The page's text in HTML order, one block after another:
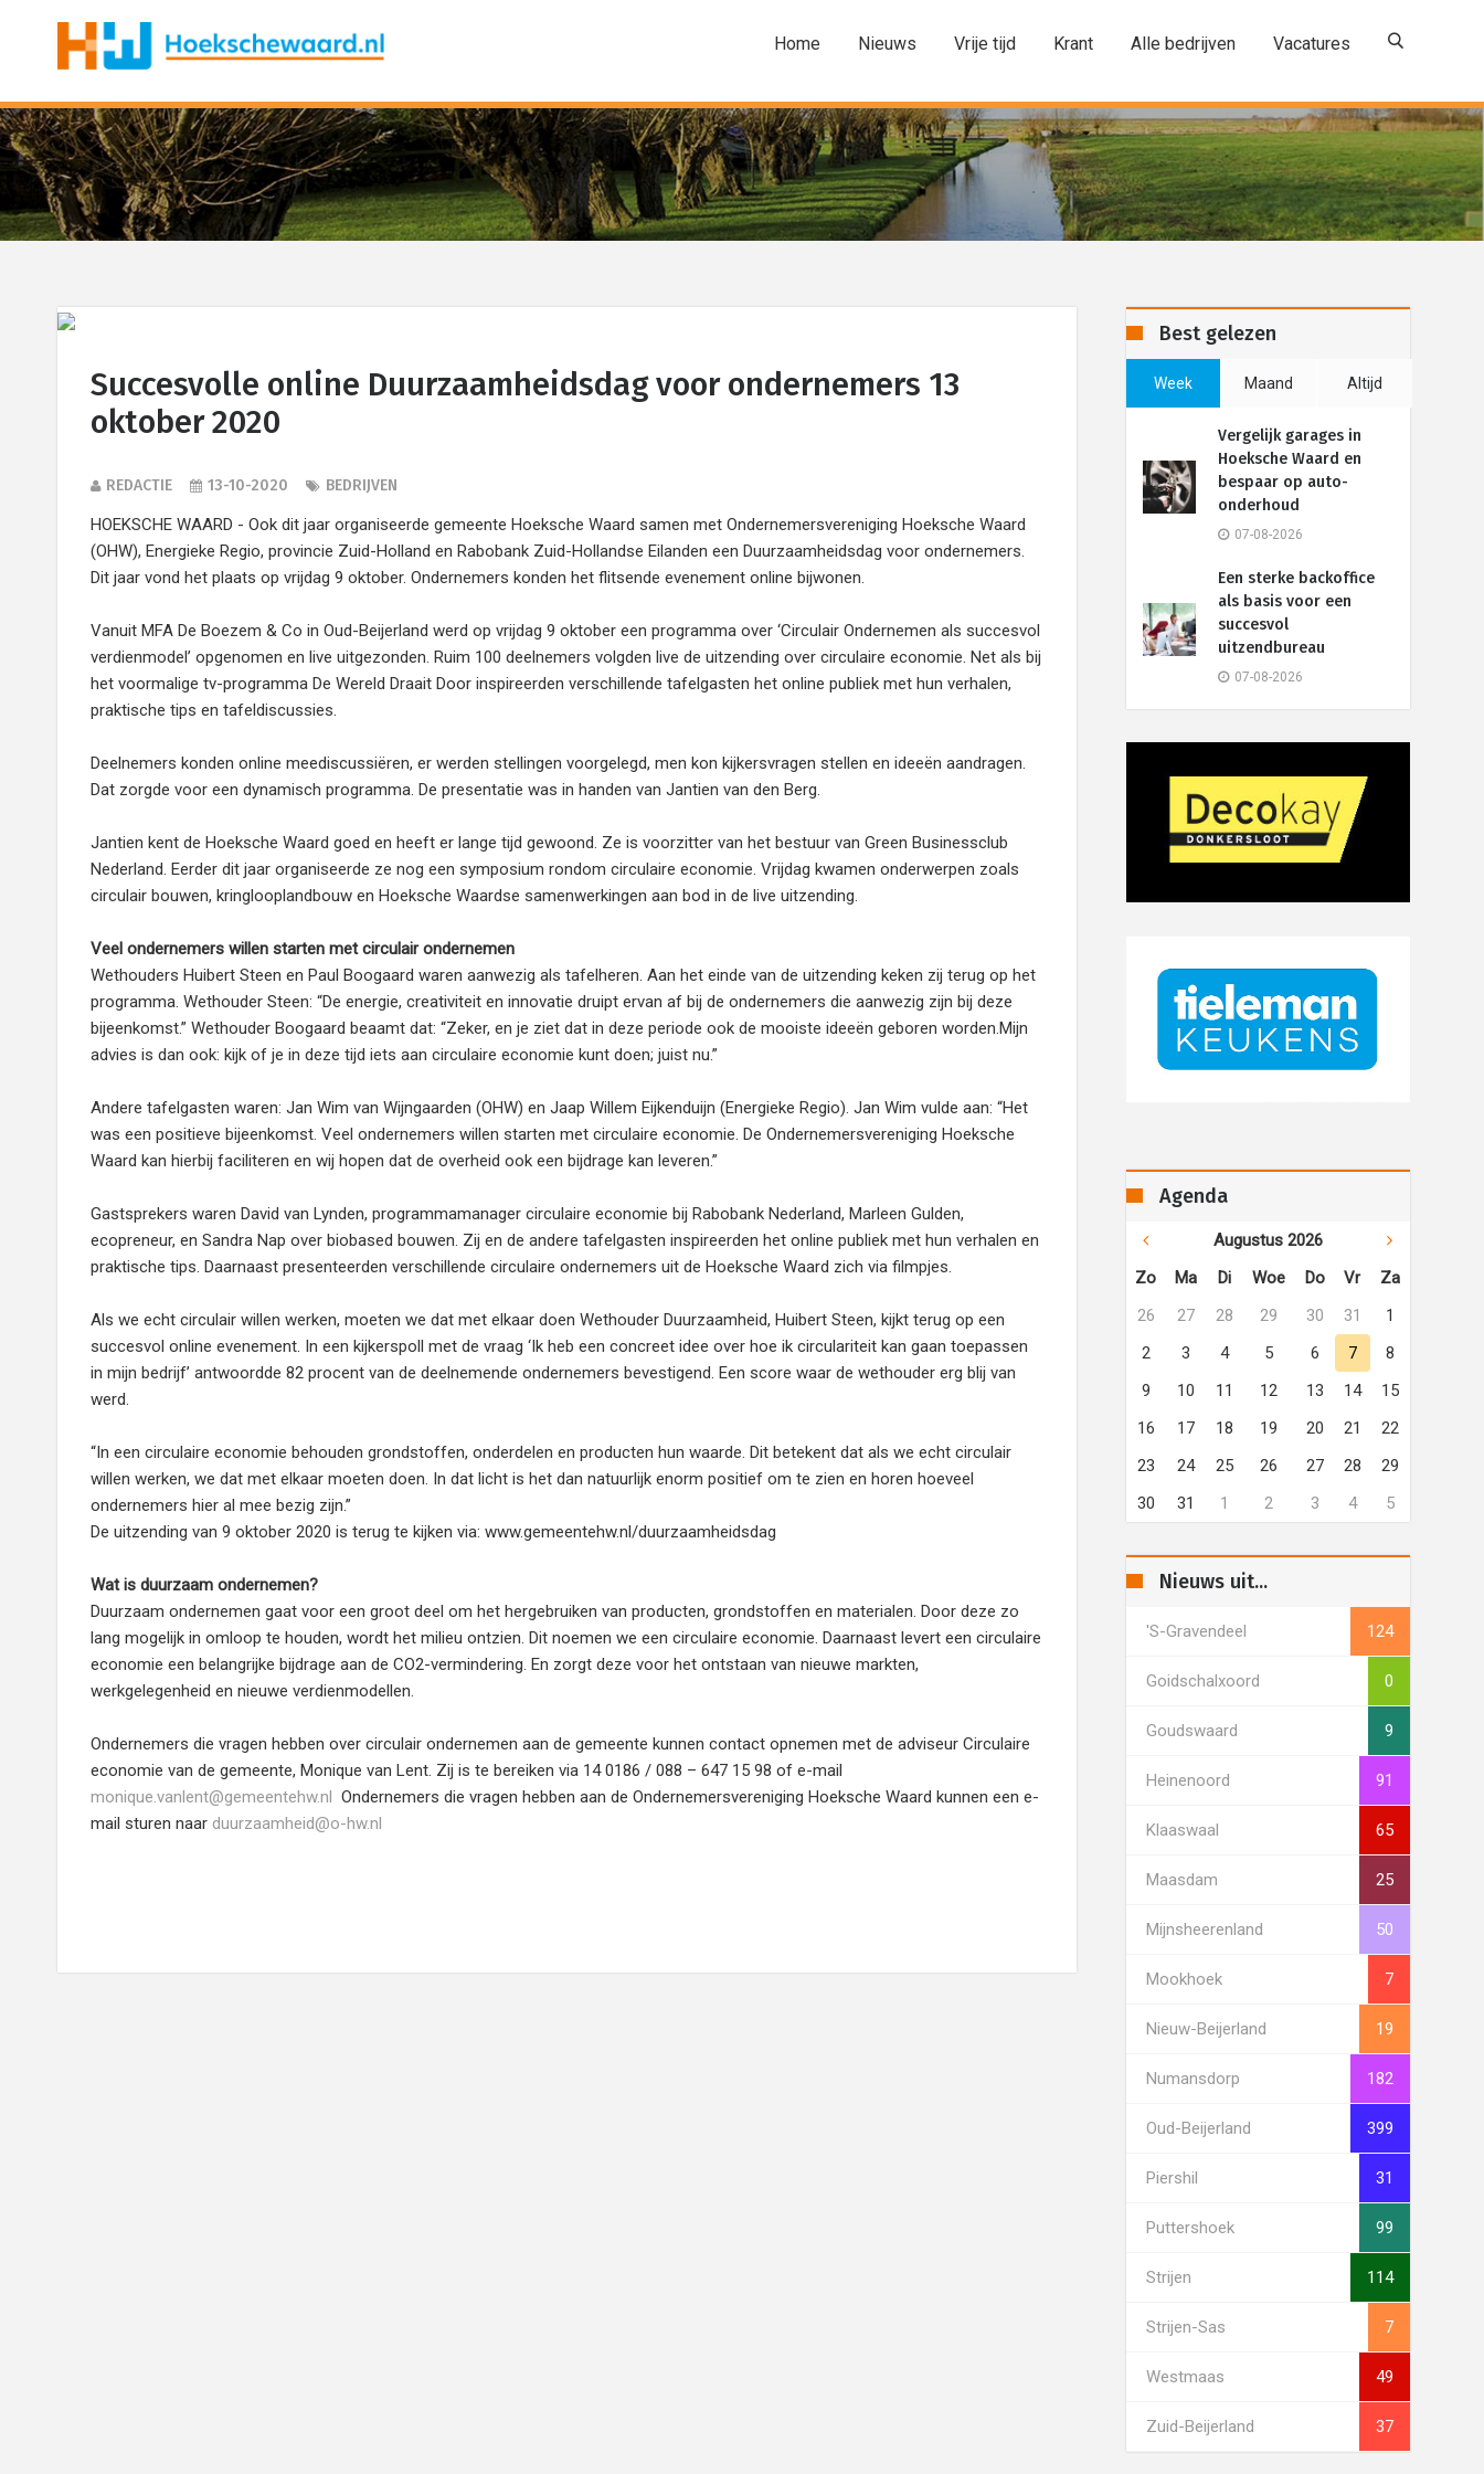
Home Nieuws Vrije tijd Krant Alle bedrijven Vacatures
Succesvolle online Duurzaamheidsdag voor ondernemers 13
oktober 2020
REDACTIE 13-10-2020 BEDRIJVEN
HOEKSCHE WAARD - Ook dit jaar organiseerde gemeente Hoeksche Waard samen met Ondernemersvereniging Hoeksche Waard
(OHW), Energieke Regio, provincie Zuid-Holland en Rabobank Zuid-Hollandse Eilanden een Duurzaamheidsdag voor ondernemers.
Dit jaar vond het plaats op vrijdag 9 oktober. Ondernemers konden het flitsende evenement online bijwonen.
Vanuit MFA De Boezem & Co in Oud-Beijerland werd op vrijdag 9 oktober een programma over ‘Circulair Ondernemen als succesvol
verdienmodel’ opgenomen en live uitgezonden. Ruim 100 deelnemers volgden live de uitzending over circulaire economie. Net als bij
het voormalige tv-programma De Wereld Draait Door inspireerden verschillende tafelgasten het online publiek met hun verhalen,
praktische tips en tafeldiscussies.
Deelnemers konden online meediscussiëren, er werden stellingen voorgelegd, men kon kijkersvragen stellen en ideeën aandragen.
Dat zorgde voor een dynamisch programma. De presentatie was in handen van Jantien van den Berg.
Jantien kent de Hoeksche Waard goed en heeft er lange tijd gewoond. Ze is voorzitter van het bestuur van Green Businessclub
Nederland. Eerder dit jaar organiseerde ze nog een symposium rondom circulaire economie. Vrijdag kwamen onderwerpen zoals
circulair bouwen, kringlooplandbouw en Hoeksche Waardse samenwerkingen aan bod in de live uitzending.
Veel ondernemers willen starten met circulair ondernemen
Wethouders Huibert Steen en Paul Boogaard waren aanwezig als tafelheren. Aan het einde van de uitzending keken zij terug op het
programma. Wethouder Steen: “De energie, creativiteit en innovatie druipt ervan af bij de ondernemers die aanwezig zijn bij deze
bijeenkomst.” Wethouder Boogaard beaamt dat: “Zeker, en je ziet dat in deze periode ook de mooiste ideeën geboren worden.Mijn
advies is dan ook: kijk of je in deze tijd iets aan circulaire economie kunt doen; juist nu.”
Andere tafelgasten waren: Jan Wim van Wijngaarden (OHW) en Jaap Willem Eijkenduijn (Energieke Regio). Jan Wim vulde aan: “Het
was een positieve bijeenkomst. Veel ondernemers willen starten met circulaire economie. De Ondernemersvereniging Hoeksche
Waard kan hierbij faciliteren en wij hopen dat de overheid ook een bijdrage kan leveren.”
Gastsprekers waren David van Lynden, programmamanager circulaire economie bij Rabobank Nederland, Marleen Gulden,
ecopreneur, en Sandra Nap over biobased bouwen. Zij en de andere tafelgasten inspireerden het online publiek met hun verhalen en
praktische tips. Daarnaast presenteerden verschillende circulaire ondernemers uit de Hoeksche Waard zich via filmpjes.
Als we echt circulair willen werken, moeten we dat met elkaar doen Wethouder Duurzaamheid, Huibert Steen, kijkt terug op een
succesvol online evenement. In een kijkerspoll met de vraag ‘Ik heb een concreet idee over hoe ik circulariteit kan gaan toepassen
in mijn bedrijf’ antwoordde 82 procent van de deelnemende ondernemers bevestigend. Een score waar de wethouder erg blij van
werd.
“In een circulaire economie behouden grondstoffen, onderdelen en producten hun waarde. Dit betekent dat als we echt circulair
willen werken, we dat met elkaar moeten doen. In dat licht is het dan natuurlijk enorm positief om te zien en horen hoeveel
ondernemers hier al mee bezig zijn.”
De uitzending van 9 oktober 2020 is terug te kijken via: www.gemeentehw.nl/duurzaamheidsdag
Wat is duurzaam ondernemen?
Duurzaam ondernemen gaat voor een groot deel om het hergebruiken van producten, grondstoffen en materialen. Door deze zo
lang mogelijk in omloop te houden, wordt het milieu ontzien. Dit noemen we een circulaire economie. Daarnaast levert een circulaire
economie een belangrijke bijdrage aan de CO2-vermindering. En zorgt deze voor het ontstaan van nieuwe markten,
werkgelegenheid en nieuwe verdienmodellen.
Ondernemers die vragen hebben over circulair ondernemen aan de gemeente kunnen contact opnemen met de adviseur Circulaire
economie van de gemeente, Monique van Lent. Zij is te bereiken via 14 0186 / 088 – 647 15 98 of e-mail
monique.vanlent@gemeentehw.nl Ondernemers die vragen hebben aan de Ondernemersvereniging Hoeksche Waard kunnen een e-
mail sturen naar duurzaamheid@o-hw.nl
Best gelezen
Week Maand Altijd
Vergelijk garages in
Hoeksche Waard en
bespaar op auto-
onderhoud
07-08-2026
Een sterke backoffice
als basis voor een
succesvol
uitzendbureau
07-08-2026
Agenda
Augustus 2026
Zo
Ma Di Woe Do Vr
Za
26
27 28 29 30 31
1
2
3 4 5 6 7
8
9
10 11 12 13 14
15
16
17 18 19 20 21
22
23
24 25 26 27 28
29
30
31 1 2 3 4 5
Nieuws uit...
's-Gravendeel 124
Goidschalxoord 0
Goudswaard 9
Heinenoord 91
Klaaswaal 65
Maasdam 25
Mijnsheerenland 50
Mookhoek 7
Nieuw-Beijerland 19
Numansdorp 182
Oud-Beijerland 399
Piershil 31
Puttershoek 99
Strijen 114
Strijen-Sas 7
Westmaas 49
Zuid-Beijerland 37